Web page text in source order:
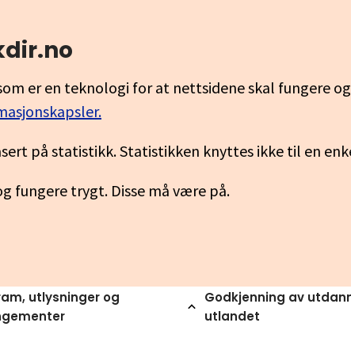
er en teknologi for at nettsidene skal fungere
på statistikk. Statistikken knyttes ikke til en
fungere trygt. Disse må være på.
utlysninger og
Godkjenning av
utlandet